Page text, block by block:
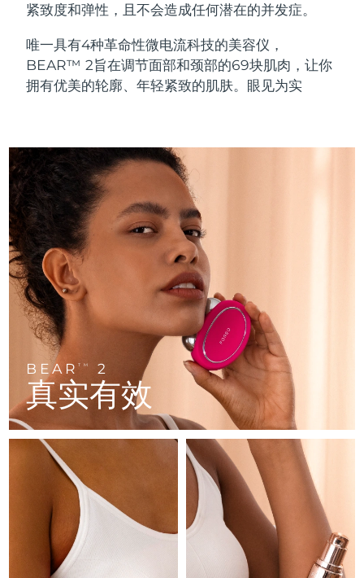
紧致度和弹性，且不会造成任何潜在的并发症。
唯一具有4种革命性微电流科技的美容仪，
BEAR™ 2旨在调节面部和颈部的69块肌肉，让你
拥有优美的轮廓、年轻紧致的肌肤。眼见为实
BEARTM 2
真实有效
LUNA™ 4 Plus
Massage, LED heating
For men, anti-aging massage
LUNA™ 4 mini
For young skin, T-zone
LUNA™ 4 go
For travel or gym bag
LUNA™ 护肤
Premium cleansers & balm
LUNA™ 设备
All facial cleansing devices
BEAR™ 2 go
Microcurrent toning on-the-go
Microcurrent line smoothing device
面部提拉护理
Premium anti-aging skincare
BEAR™ 设备
All premium facelift devices
UFO™ 3 套装
Deep facial hydration
Near-infrared and red light therapy
device
UFO™ 3 mini
Red light therapy device for young skin
UFO™ 3 go
Portable red light therapy
面膜
Rejuvenation & hydration
All deep facial hydration devices
issa™ 4
Hybrid silicone sonic toothbrush
issa™ 4 plus
Smart hybrid silicone sonic toothbrush
issa™ 4 smile
Hybrid silicone sonic toothbrush
issa™ 4 baby
For ages 0-3
issa™ Teeth Whitening Set
Dual LED + sonic device & 18% PAP gel
All silicone sonic toothbrushes
FAQ™ 抗老护理
抗老
FAQ™ 101
Clinical anti-aging
FAQ™ 102
Advanced clinical anti-aging
FAQ™ 103
Luxurious clinical anti-aging set
FAQ™ P1 Primer
Manuka honey primer
FAQ™护肤品
All FAQ™ skincare
FAQ™ 201
LED mask
FAQ™ 202
LED mask
FAQ™ 211
Anti-aging neck & décolleté LED mask
FAQ™ 221
Anti-aging LED hand mask
FAQ™护肤品
All FAQ™ skincare
生发
FAQ™ 301
LED hair strengthening scalp massager
FAQ™ Scalp Serum
Scalp recovery probiotic serum
FAQ™护肤品
All FAQ™ skincare
肌肤年轻化
NEW
FAQ™ 501
Full-Spectrum Red Light Therapy
FAQ™ 502
Full-Spectrum Red Light Therapy
FAQ™ Red Light Serum
保健品
NEW
专业治疗
脱毛
PEACH™ 2 Pro Max
Professional IPL hair removal device
身体护理
Microcurrent body toning
波斯尼亚和黑塞哥维那 预计送达日期8/13/26
文莱 预计送达日期
保加利亚 预计送达日期8/10/26
智利
中国
哥伦比亚
克罗地亚
塞浦路斯 预计送达日期
捷克 预计送达日期
丹麦 预计送达日期
爱沙尼亚 预计送达日期8/10/26
预计送达日期 8/10/26
预计送达日期 8/10/26
法属波利尼西亚 预计送达日期 8/14/26